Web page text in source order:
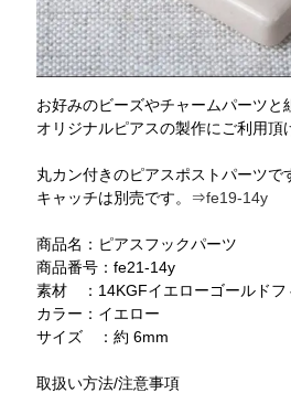
お好みのビーズやチャームパーツと
オリジナルピアスの製作にご利用頂
丸カン付きのピアスポストパーツで
キャッチは別売です。⇒fe19-14y
商品名：ピアスフックパーツ
商品番号：fe21-14y
素材 ：14KGFイエローゴールドフ
カラー：イエロー
サイズ ：約 6mm
取扱い方法/注意事項